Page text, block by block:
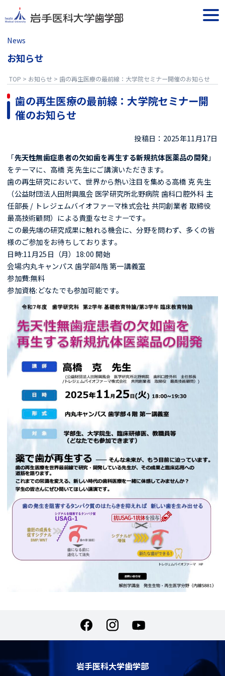
content
News
お知らせ
TOP > お知らせ> 歯の再生医療の最前線：大学院セミナー開催のお知らせ
歯の再生医療の最前線：大学院セミナー開
催のお知らせ
投稿日：2025年11月17日
「先天性無歯症患者の欠如歯を再生する新規抗体医薬品の開発」
をテーマに、高橋 克 先生にご講演いただきます。
歯の再生研究において、世界から熱い注目を集める高橋 克 先生
（公益財団法人田附興風会 医学研究所北野病院 歯科口腔外科 主
任部長 / トレジェムバイオファーマ株式会社 共同創業者 取締役
最高技術顧問）による貴重なセミナーです。
この最先端の研究成果に触れる機会に、分野を問わず、多くの皆
様のご参加をお待ちしております。
日時:11月25日（月）18:00 開始
会場:内丸キャンパス 歯学部4階 第一講義室
参加費:無料
参加資格:どなたでも参加可能です。
岩手医科大学歯学部